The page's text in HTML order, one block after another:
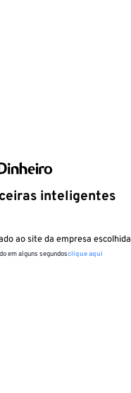
inteligentes
ao site da empresa escolhida
em alguns segundosclique aqui